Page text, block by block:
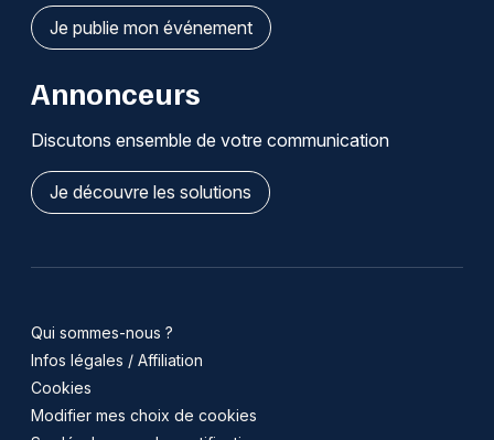
Je publie mon événement
Annonceurs
Discutons ensemble de votre communication
Je découvre les solutions
Qui sommes-nous ?
Infos légales / Affiliation
Cookies
Modifier mes choix de cookies